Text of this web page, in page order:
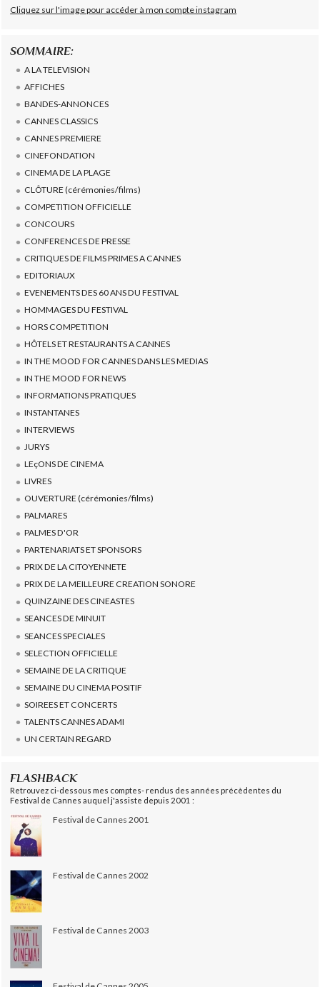
Cliquez sur l'image pour accéder à mon compte instagram
SOMMAIRE:
A LA TELEVISION
AFFICHES
BANDES-ANNONCES
CANNES CLASSICS
CANNES PREMIERE
CINEFONDATION
CINEMA DE LA PLAGE
CLÔTURE (cérémonies/films)
COMPETITION OFFICIELLE
CONCOURS
CONFERENCES DE PRESSE
CRITIQUES DE FILMS PRIMES A CANNES
EDITORIAUX
EVENEMENTS DES 60 ANS DU FESTIVAL
HOMMAGES DU FESTIVAL
HORS COMPETITION
HÔTELS ET RESTAURANTS A CANNES
IN THE MOOD FOR CANNES DANS LES MEDIAS
IN THE MOOD FOR NEWS
INFORMATIONS PRATIQUES
INSTANTANES
INTERVIEWS
JURYS
LEçONS DE CINEMA
LIVRES
OUVERTURE (cérémonies/films)
PALMARES
PALMES D'OR
PARTENARIATS ET SPONSORS
PRIX DE LA CITOYENNETE
PRIX DE LA MEILLEURE CREATION SONORE
QUINZAINE DES CINEASTES
SEANCES DE MINUIT
SEANCES SPECIALES
SELECTION OFFICIELLE
SEMAINE DE LA CRITIQUE
SEMAINE DU CINEMA POSITIF
SOIREES ET CONCERTS
TALENTS CANNES ADAMI
UN CERTAIN REGARD
FLASHBACK
Retrouvez ci-dessous mes comptes- rendus des années précèdentes du
Festival de Cannes auquel j'assiste depuis 2001 :
Festival de Cannes 2001
Festival de Cannes 2002
Festival de Cannes 2003